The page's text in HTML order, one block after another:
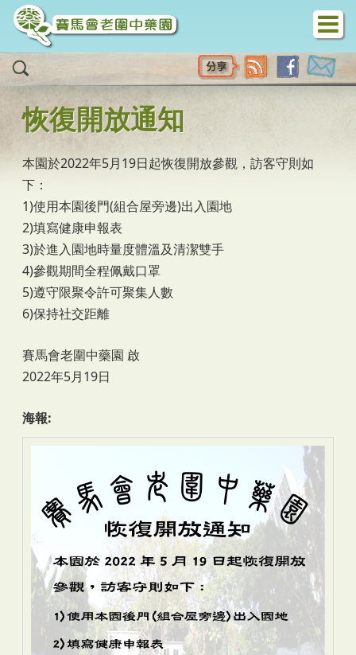
移至主內容
恢復開放通知
本園於2022年5月19日起恢復開放參觀，訪客守則如
下：
1)使用本園後門(組合屋旁邊)出入園地
2)填寫健康申報表
3)於進入園地時量度體溫及清潔雙手
4)參觀期間全程佩戴口罩
5)遵守限聚令許可聚集人數
6)保持社交距離
賽馬會老圍中藥園 啟
2022年5月19日
海報: